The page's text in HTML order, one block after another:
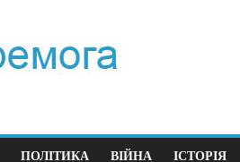
ПОЛІТИКА ВІЙНА ІСТОРІЯ